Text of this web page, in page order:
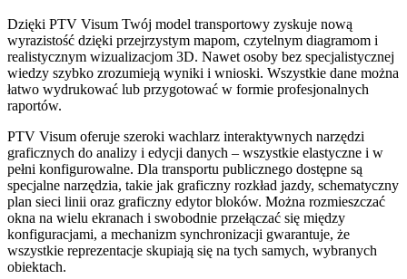
Dzięki PTV Visum Twój model transportowy zyskuje nową
wyrazistość dzięki przejrzystym mapom, czytelnym diagramom i
realistycznym wizualizacjom 3D. Nawet osoby bez specjalistycznej
wiedzy szybko zrozumieją wyniki i wnioski. Wszystkie dane można
łatwo wydrukować lub przygotować w formie profesjonalnych
raportów.
PTV Visum oferuje szeroki wachlarz interaktywnych narzędzi
graficznych do analizy i edycji danych – wszystkie elastyczne i w
pełni konfigurowalne. Dla transportu publicznego dostępne są
specjalne narzędzia, takie jak graficzny rozkład jazdy, schematyczny
plan sieci linii oraz graficzny edytor bloków. Można rozmieszczać
okna na wielu ekranach i swobodnie przełączać się między
konfiguracjami, a mechanizm synchronizacji gwarantuje, że
wszystkie reprezentacje skupiają się na tych samych, wybranych
obiektach.